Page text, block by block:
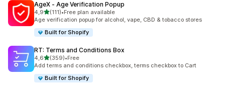
AgeX ‑ Age Verification Popup
4,95 yıldız üzerinden
(111)
toplam 111 değerlendirme
•Free plan available
Age verification popup for alcohol, vape, CBD & tobacco stores
Built for Shopify
RT: Terms and Conditions Box
4,65 yıldız üzerinden
(359)
toplam 359 değerlendirme
•Free
Add terms and conditions checkbox, terms checkbox to Cart
Built for Shopify